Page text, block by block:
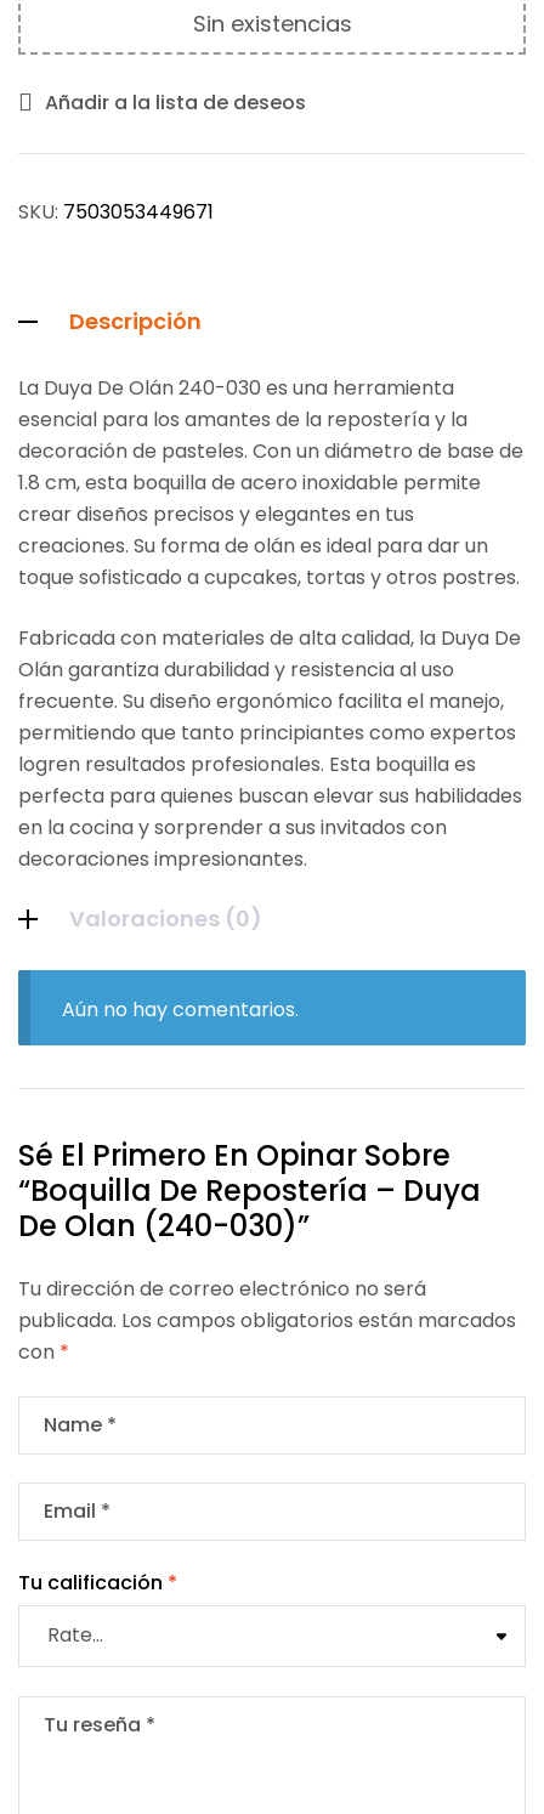
Sin existencias
Añadir a la lista de deseos
SKU: 7503053449671
Descripción
La Duya De Olán 240-030 es una herramienta
esencial para los amantes de la repostería y la
decoración de pasteles. Con un diámetro de base de
1.8 cm, esta boquilla de acero inoxidable permite
crear diseños precisos y elegantes en tus
creaciones. Su forma de olán es ideal para dar un
toque sofisticado a cupcakes, tortas y otros postres.
Fabricada con materiales de alta calidad, la Duya De
Olán garantiza durabilidad y resistencia al uso
frecuente. Su diseño ergonómico facilita el manejo,
permitiendo que tanto principiantes como expertos
logren resultados profesionales. Esta boquilla es
perfecta para quienes buscan elevar sus habilidades
en la cocina y sorprender a sus invitados con
decoraciones impresionantes.
Valoraciones (0)
Aún no hay comentarios.
Sé El Primero En Opinar Sobre
“Boquilla De Repostería – Duya
De Olan (240-030)”
Tu dirección de correo electrónico no será
publicada. Los campos obligatorios están marcados
con *
Tu calificación *